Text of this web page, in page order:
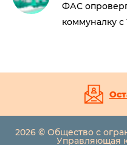
ФАС
коммуналку с
2026 © Общество с
Управляющая